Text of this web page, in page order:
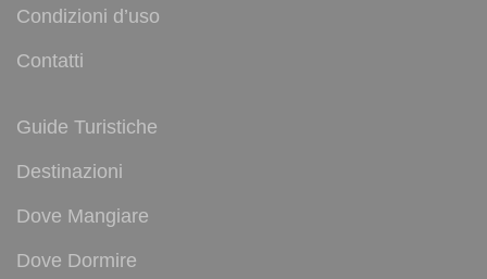
Condizioni d’uso
Contatti
Guide Turistiche
Destinazioni
Dove Mangiare
Dove Dormire